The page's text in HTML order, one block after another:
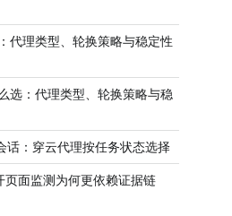
代理类型、轮换策略与稳定性
选：代理类型、轮换策略与稳
话：穿云代理按任务状态选择
页面监测为何更依赖证据链